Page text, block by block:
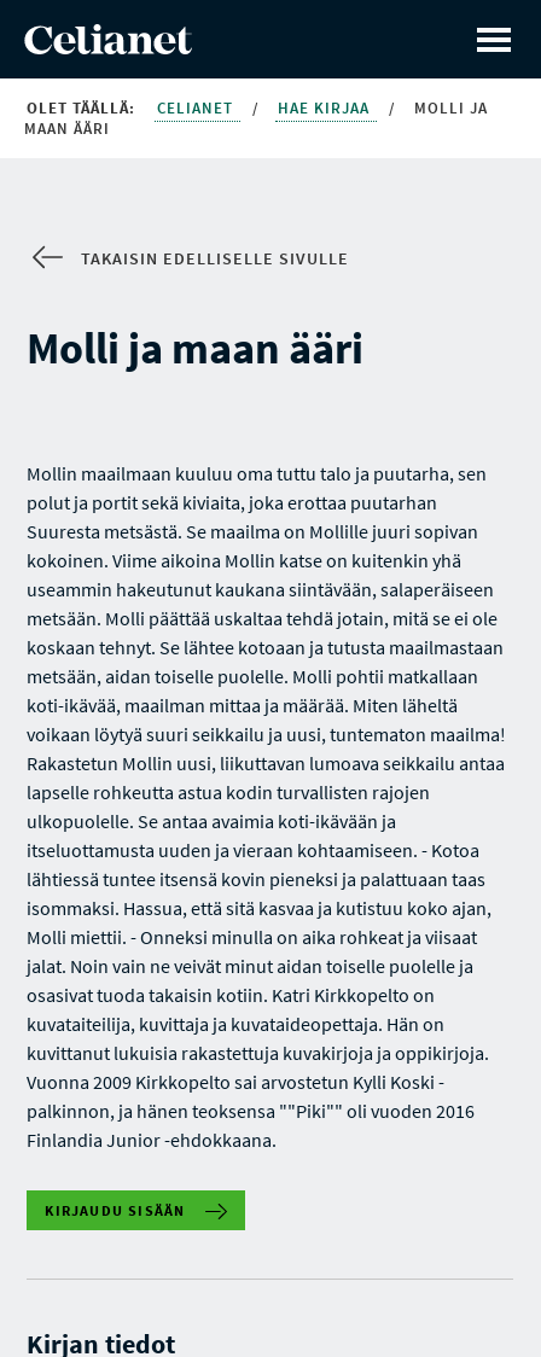
OLET TÄÄLLÄ: CELIANET / HAE KIRJAA /
MOLLI JA
MAAN ÄÄRI
TAKAISIN EDELLISELLE SIVULLE
Molli ja maan ääri
Mollin maailmaan kuuluu oma tuttu talo ja puutarha, sen
polut ja portit sekä kiviaita, joka erottaa puutarhan
Suuresta metsästä. Se maailma on Mollille juuri sopivan
kokoinen. Viime aikoina Mollin katse on kuitenkin yhä
useammin hakeutunut kaukana siintävään, salaperäiseen
metsään. Molli päättää uskaltaa tehdä jotain, mitä se ei ole
koskaan tehnyt. Se lähtee kotoaan ja tutusta maailmastaan
metsään, aidan toiselle puolelle. Molli pohtii matkallaan
koti-ikävää, maailman mittaa ja määrää. Miten läheltä
voikaan löytyä suuri seikkailu ja uusi, tuntematon maailma!
Rakastetun Mollin uusi, liikuttavan lumoava seikkailu antaa
lapselle rohkeutta astua kodin turvallisten rajojen
ulkopuolelle. Se antaa avaimia koti-ikävään ja
itseluottamusta uuden ja vieraan kohtaamiseen. - Kotoa
lähtiessä tuntee itsensä kovin pieneksi ja palattuaan taas
isommaksi. Hassua, että sitä kasvaa ja kutistuu koko ajan,
Molli miettii. - Onneksi minulla on aika rohkeat ja viisaat
jalat. Noin vain ne veivät minut aidan toiselle puolelle ja
osasivat tuoda takaisin kotiin. Katri Kirkkopelto on
kuvataiteilija, kuvittaja ja kuvataideopettaja. Hän on
kuvittanut lukuisia rakastettuja kuvakirjoja ja oppikirjoja.
Vuonna 2009 Kirkkopelto sai arvostetun Kylli Koski -
palkinnon, ja hänen teoksensa ""Piki"" oli vuoden 2016
Finlandia Junior -ehdokkaana.
KIRJAUDU SISÄÄN
Kirjan tiedot